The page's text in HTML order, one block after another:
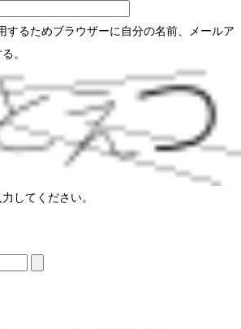
するためブラウザーに自分の名前、メールア
。
してください。